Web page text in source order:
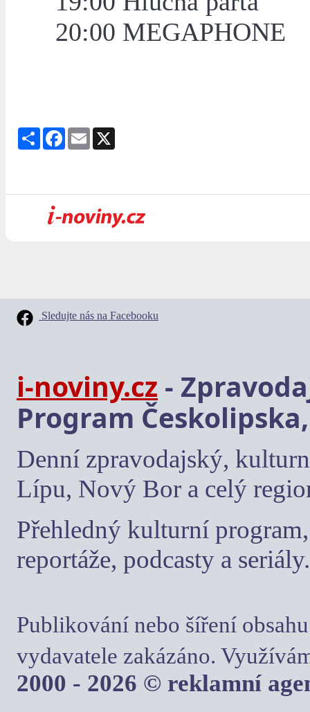
20:00 MEGAPHONE
Share Facebook
Email
Sledujte nás na Facebooku
i-noviny.cz -
Program
Denní zpravodajský,
Lípu, Nový Bor a celý
Přehledný kulturní
reportáže, podcasty a seriály.
Publikování nebo šíření
vydavatele zakázáno.
2000 - 2026 © reklamní